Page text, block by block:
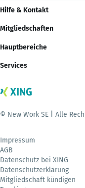
Hilfe & Kontakt
Mitgliedschaften
Hauptbereiche
Services
© New Work SE | Alle
Impressum
AGB
Datenschutz bei XING
Datenschutzerklärung
Mitgliedschaft kündigen